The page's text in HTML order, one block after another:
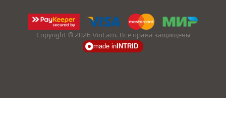
Copyright © 2026 VinLam. Все права защищены
made in INTRID